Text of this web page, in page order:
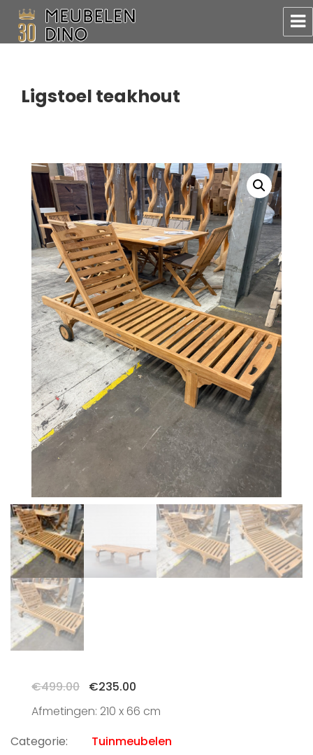
Ligstoel teakhout
€499.00
Oorspronkelijke
was:
€499.00.
€235.00
is:
€235.00.
Afmetingen: 210 x 66 cm
Categorie:
Tuinmeubelen